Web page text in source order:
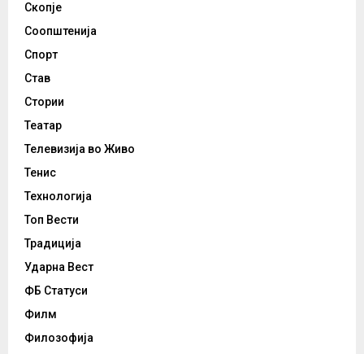
Скопје
Соопштенија
Спорт
Став
Стории
Театар
Телевизија во Живо
Тенис
Технологија
Топ Вести
Традиција
Ударна Вест
ФБ Статуси
Филм
Филозофија